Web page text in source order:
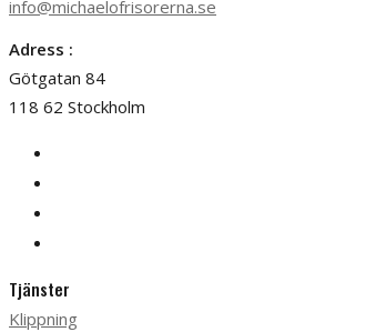
info@michaelofrisorerna.se
Adress :
Götgatan 84
118 62 Stockholm
Tjänster
Klippning